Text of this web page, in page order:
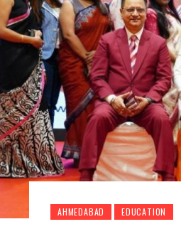
AHMEDABAD EDUCATION